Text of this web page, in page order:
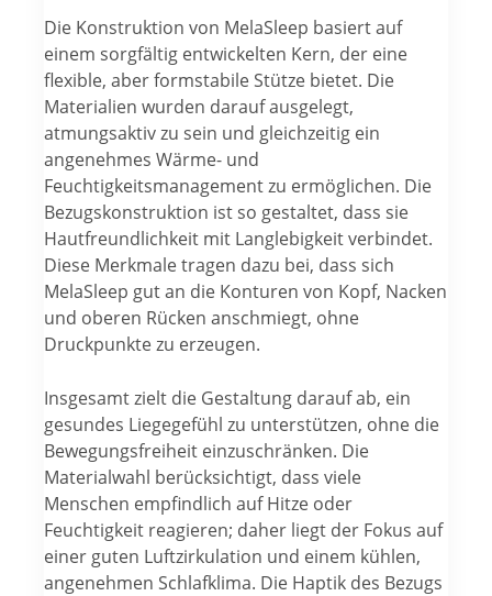
Die Konstruktion von MelaSleep basiert auf
einem sorgfältig entwickelten Kern, der eine
flexible, aber formstabile Stütze bietet. Die
Materialien wurden darauf ausgelegt,
atmungsaktiv zu sein und gleichzeitig ein
angenehmes Wärme- und
Feuchtigkeitsmanagement zu ermöglichen. Die
Bezugskonstruktion ist so gestaltet, dass sie
Hautfreundlichkeit mit Langlebigkeit verbindet.
Diese Merkmale tragen dazu bei, dass sich
MelaSleep gut an die Konturen von Kopf, Nacken
und oberen Rücken anschmiegt, ohne
Druckpunkte zu erzeugen.
Insgesamt zielt die Gestaltung darauf ab, ein
gesundes Liegegefühl zu unterstützen, ohne die
Bewegungsfreiheit einzuschränken. Die
Materialwahl berücksichtigt, dass viele
Menschen empfindlich auf Hitze oder
Feuchtigkeit reagieren; daher liegt der Fokus auf
einer guten Luftzirkulation und einem kühlen,
angenehmen Schlafklima. Die Haptik des Bezugs